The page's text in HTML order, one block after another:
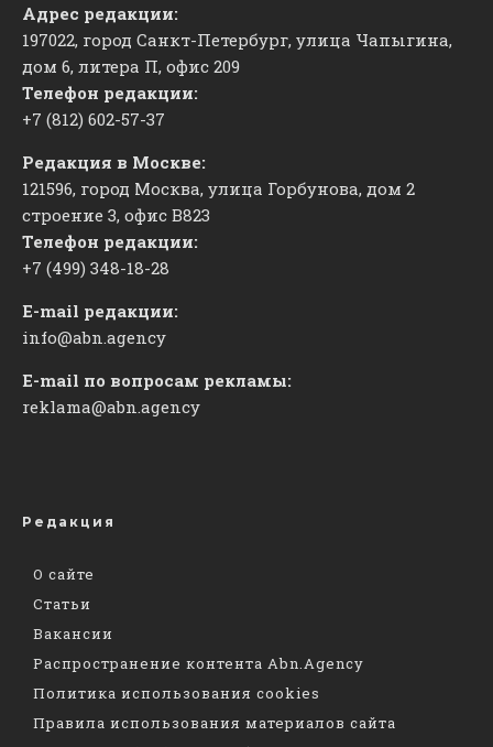
Адрес редакции:
197022, город Санкт-Петербург, улица Чапыгина,
дом 6, литера П, офис 209
Телефон редакции:
+7 (812) 602-57-37
Редакция в Москве:
121596, город Москва, улица Горбунова, дом 2
строение 3, офис ​В823
Телефон редакции:
+7 (499) 348-18-28
E-mail редакции:
info@abn.agency
E-mail по вопросам рекламы:
reklama@abn.agency
Редакция
О сайте
Статьи
Вакансии
Распространение контента Abn.Agency
Политика использования cookies
Правила использования материалов сайта